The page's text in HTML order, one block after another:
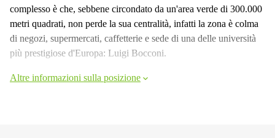
complesso è che, sebbene circondato da un'area verde di 300.000
metri quadrati, non perde la sua centralità, infatti la zona è colma
di negozi, supermercati, caffetterie e sede di una delle università
più prestigiose d'Europa: Luigi Bocconi.
Altre informazioni sulla posizione